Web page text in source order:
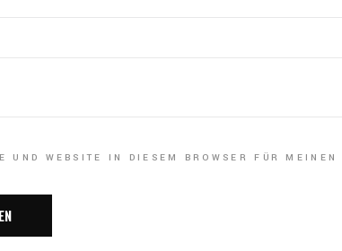
UND WEBSITE IN DIESEM BROWSER FÜR MEINEN